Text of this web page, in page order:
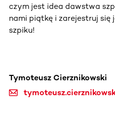
czym jest idea dawstwa
nami piątkę i zarejestruj się
szpiku!
Tymoteusz Cierznikowski